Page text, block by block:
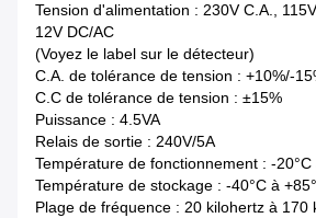
Tension d'alimentation : 230V C.A.,
12V DC/AC
(Voyez le label sur le détecteur)
C.A. de tolérance de tension : +10%/-
C.C de tolérance de tension : ±15%
Puissance : 4.5VA
Relais de sortie : 240V/5A
Température de fonctionnement : -20°C
Température de stockage : -40°C à
Plage de fréquence : 20 kilohertz à 170